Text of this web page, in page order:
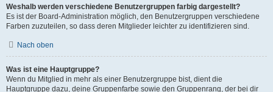
Weshalb werden verschiedene Benutzergruppen farbig dargestellt?
Es ist der Board-Administration möglich, den Benutzergruppen verschiedene
Farben zuzuteilen, so dass deren Mitglieder leichter zu identifizieren sind.
Nach oben
Was ist eine Hauptgruppe?
Wenn du Mitglied in mehr als einer Benutzergruppe bist, dient die
Hauptgruppe dazu, deine Gruppenfarbe sowie den Gruppenrang, der bei dir